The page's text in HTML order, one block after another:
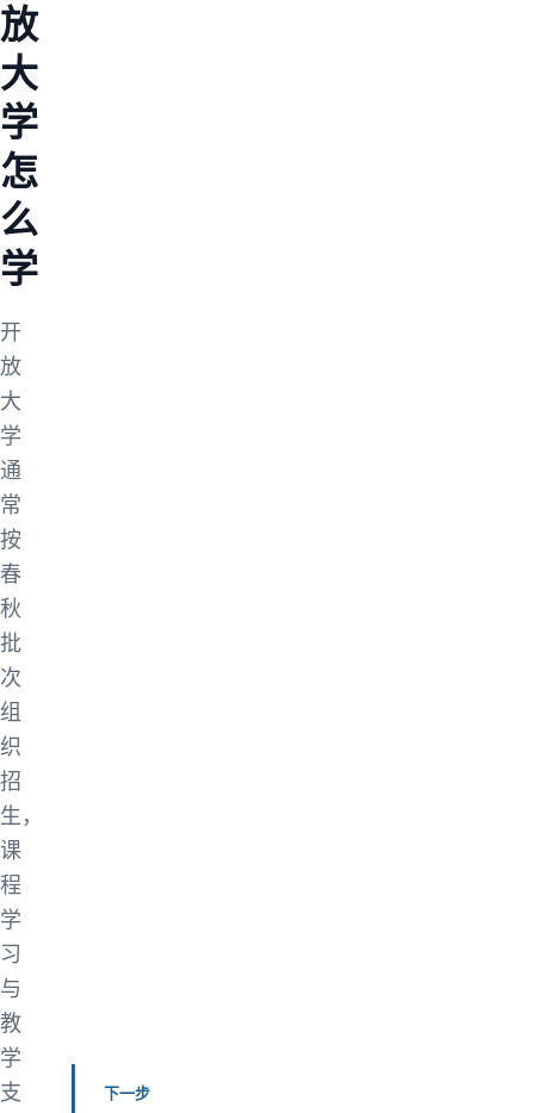
放
大
学
怎
么
学
开
放
大
学
通
常
按
春
秋
批
次
组
织
招
生，
课
程
学
习
与
教
学
支
下一步